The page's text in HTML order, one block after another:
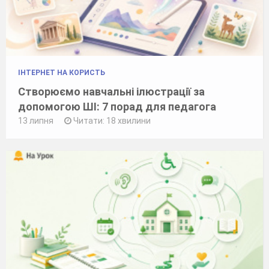
ІНТЕРНЕТ НА КОРИСТЬ
Створюємо навчальні ілюстрації за
допомогою ШІ: 7 порад для педагога
13 липня Читати: 18 хвилини